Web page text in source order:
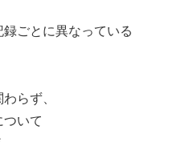
ごとに異なっている
らず、
ついて